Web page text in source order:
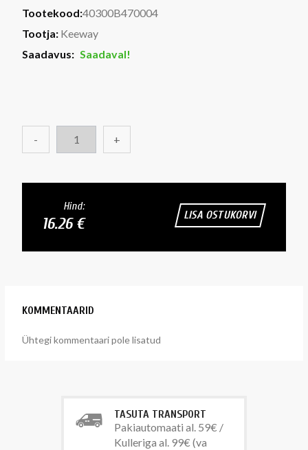
Tootekood:40300B470004
Tootja: Keeway
Saadavus: Saadaval!
- +
Hind:
16.26 € LISA OSTUKORVI
KOMMENTAARID
Ühtegi kommentaari pole lisatud
TASUTA TRANSPORT
Pakiautomaati al. 59€ /
Kulleriga al. 99€ (va